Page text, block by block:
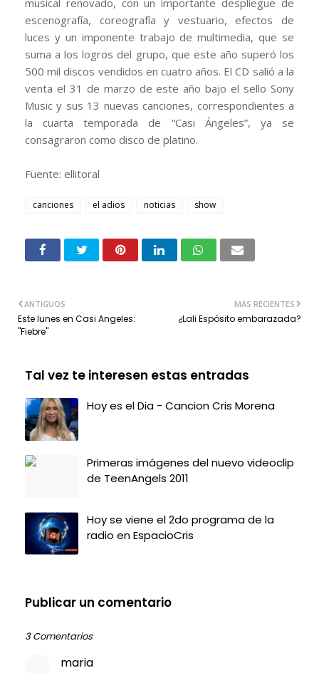
musical renovado, con un importante despliegue de
escenografía, coreografía y vestuario, efectos de
luces y un imponente trabajo de multimedia, que se
suma a los logros del grupo, que este año superó los
500 mil discos vendidos en cuatro años. El CD salió a la
venta el 31 de marzo de este año bajo el sello Sony
Music y sus 13 nuevas canciones, correspondientes a
la cuarta temporada de “Casi Ángeles”, ya se
consagraron como disco de platino.
Fuente: ellitoral
canciones el adios noticias show
MÁS RECIENTES
¿Lali Espósito embarazada?
ANTIGUOS
Este lunes en Casi Angeles:
"Fiebre"
Tal vez te interesen estas entradas
Hoy es el Dia - Cancion Cris Morena
Primeras imágenes del nuevo videoclip
de TeenAngels 2011
Hoy se viene el 2do programa de la
radio en EspacioCris
Publicar un comentario
3 Comentarios
maria